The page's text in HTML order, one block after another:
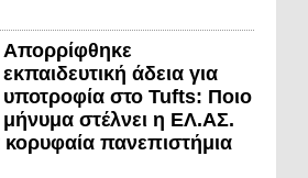
Απορρίφθηκε
εκπαιδευτική άδεια για
υποτροφία στο Tufts: Ποιο
μήνυμα στέλνει η ΕΛ.ΑΣ.
πανεπιστήμια